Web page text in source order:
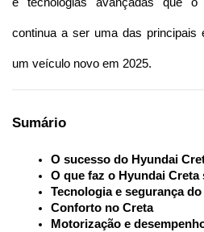
e tecnologias avançadas que
continua a ser uma das principais
um veículo novo em 2025.
Sumário
O sucesso do Hyundai
O que faz o Hyundai
Tecnologia e segurança
Conforto no Creta
Motorização e